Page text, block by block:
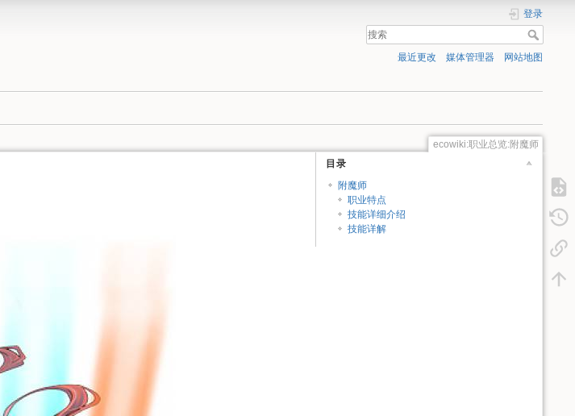
登录
最近更改 媒体管理器 网站地图
ecowiki:职业总览:附魔师
目录
附魔师
职业特点
技能详细介绍
技能详解